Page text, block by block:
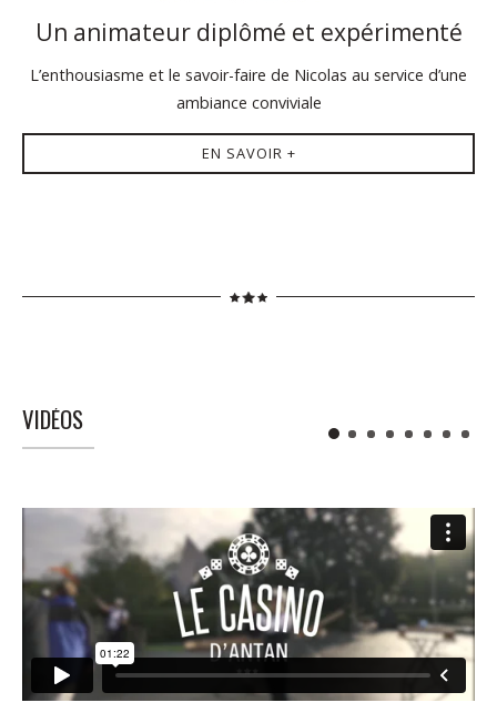
Un animateur diplômé et expérimenté
L’enthousiasme et le savoir-faire de Nicolas au service d’une
ambiance conviviale
EN SAVOIR +
VIDÉOS